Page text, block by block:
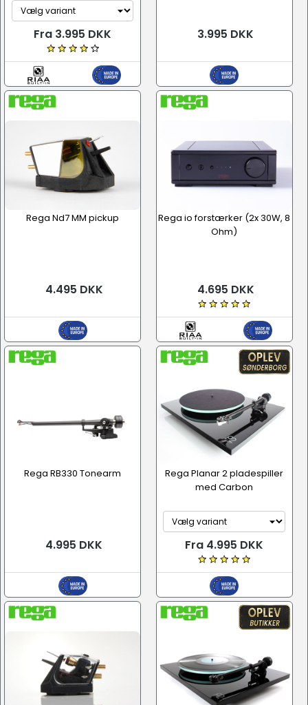
Fra 3.995 DKK 3.995 DKK
Rega Nd7 MM pickup
4.495 DKK
Rega io forstærker (2x 30W, 8
Ohm)
4.695 DKK
Rega RB330 Tonearm
4.995 DKK
Rega Planar 2 pladespiller
med Carbon
Fra 4.995 DKK